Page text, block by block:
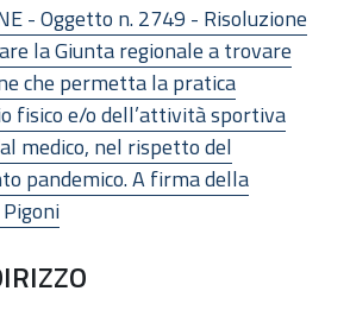
- Oggetto n. 2749 - Risoluzione
la Giunta regionale a trovare
che permetta la pratica
fisico e/o dell’attività sportiva
medico, nel rispetto del
pandemico. A firma della